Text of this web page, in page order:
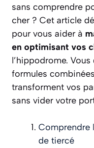
sans comprendre
cher ? Cet article
pour vous aider à
en optimisant vos
l’hippodrome.
formules
transforment vos
sans vider votre
Comprendre
de tiercé